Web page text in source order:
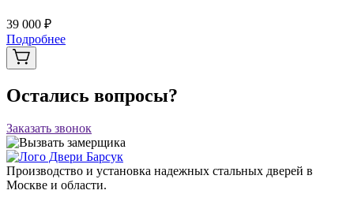
39 000 ₽
Подробнее
Остались вопросы?
Заказать звонок
Производство и установка надежных стальных дверей в
Москве и области.